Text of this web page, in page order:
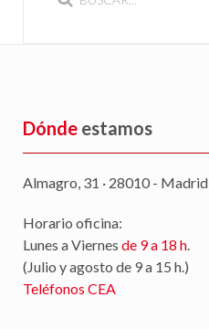
Dónde estamos
Almagro, 31 · 28010 - Madrid
Horario oficina:
Lunes a Viernes de 9 a 18 h.
(Julio y agosto de 9 a 15 h.)
Teléfonos CEA